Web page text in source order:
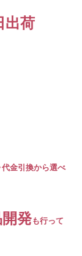
出荷
金引換から選べ
発も行って